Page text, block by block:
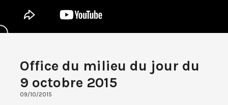
Office du milieu du jour du
9 octobre 2015
09/10/2015